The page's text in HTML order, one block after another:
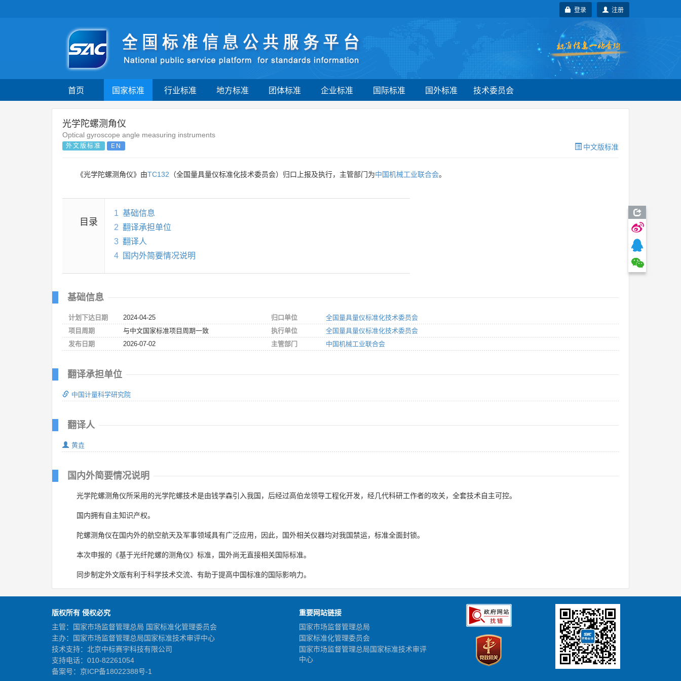
注册
登录
首页 国家标准 行业标准 地方标准 团体标准 企业标准 国际标准 国外标准 技术委员会
光学陀螺测角仪
Optical gyroscope angle measuring instruments
外文版标准 EN 中文版标准
《光学陀螺测角仪》由TC132 （全国量具量仪标准化技术委员会）归口上报及执行，主管部门为中国机械工业联合会。
目录
1 基础信息
2 翻译承担单位
3 翻译人
4
国内外简要情况说明
基础信息
计划下达日期
2024-04-25
项目周期
与中文国家标准项目周期一致
发布日期
2026-07-02
归口单位
全国量具量仪标准化技术委员会
执行单位
全国量具量仪标准化技术委员会
主管部门
中国机械工业联合会
翻译承担单位
中国计量科学研究院
翻译人
黄垚
国内外简要情况说明
光学陀螺测角仪所采用的光学陀螺技术是由钱学森引入我国，后经过高伯龙领导工程化开发，经几代科研工作者的攻关，全套技术自主可控。
国内拥有自主知识产权。
陀螺测角仪在国内外的航空航天及军事领域具有广泛应用，因此，国外相关仪器均对我国禁运，标准全面封锁。
本次申报的《基于光纤陀螺的测角仪》标准，国外尚无直接相关国际标准。
同步制定外文版有利于科学技术交流、有助于提高中国标准的国际影响力。
版权所有 侵权必究
主管：国家市场监督管理总局 国家标准化管理委员会
主办：国家市场监督管理总局国家标准技术审评中心
技术支持：北京中标赛宇科技有限公司
支持电话：010-82261054
备案号： 京ICP备18022388号-1
重要网站链接
国家市场监督管理总局
国家标准化管理委员会
国家市场监督管理总局国家标准技术审评
中心